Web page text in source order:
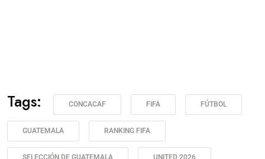
Tags: CONCACAF FIFA FÚTBOL
GUATEMALA RANKING FIFA
SELECCIÓN DE GUATEMALA UNITED 2026